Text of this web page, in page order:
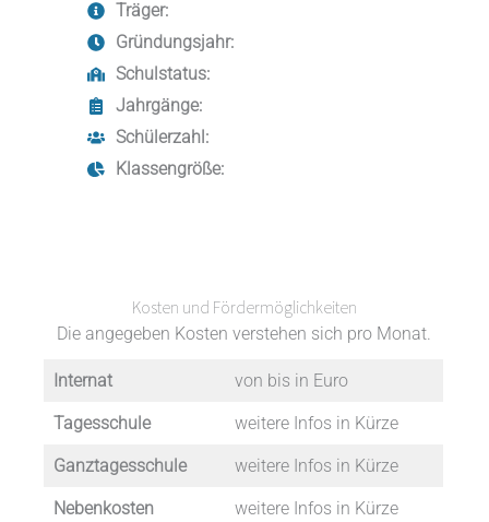
Träger:
Gründungsjahr:
Schulstatus:
Jahrgänge:
Schülerzahl:
Klassengröße:
Kosten und Fördermöglichkeiten
Die angegeben Kosten verstehen sich pro Monat.
Internat von bis in Euro
Tagesschule weitere Infos in Kürze
Ganztagesschule weitere Infos in Kürze
Nebenkosten weitere Infos in Kürze